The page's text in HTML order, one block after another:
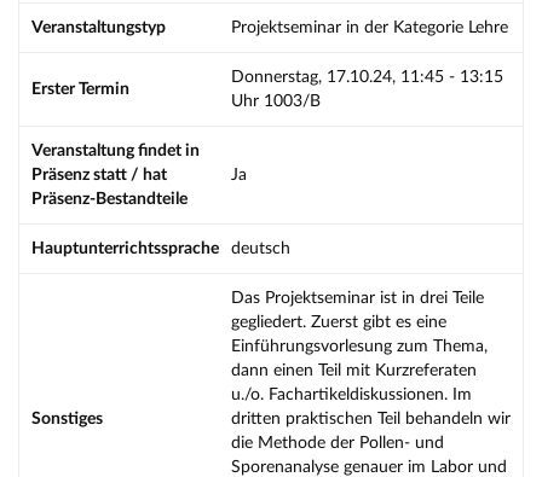
Veranstaltungstyp Projektseminar in der Kategorie Lehre
Erster Termin
Donnerstag, 17.10.24, 11:45 - 13:15
Uhr 1003/B
Veranstaltung findet in
Präsenz statt / hat
Präsenz-Bestandteile
Ja
Hauptunterrichtssprache deutsch
Sonstiges
Das Projektseminar ist in drei Teile
gegliedert. Zuerst gibt es eine
Einführungsvorlesung zum Thema,
dann einen Teil mit Kurzreferaten
u./o. Fachartikeldiskussionen. Im
dritten praktischen Teil behandeln wir
die Methode der Pollen- und
Sporenanalyse genauer im Labor und